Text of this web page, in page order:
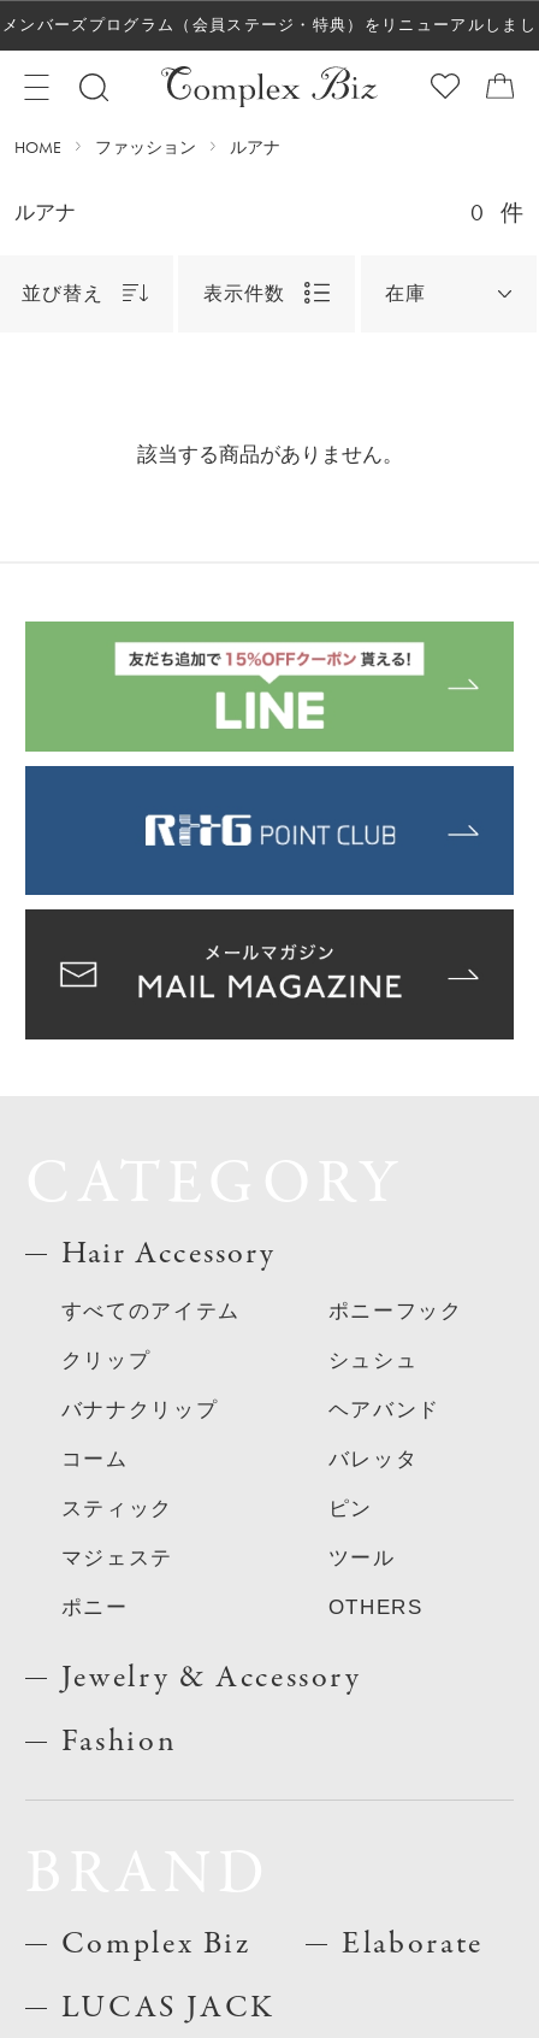
メンバーズプログラム（会員ステージ・特典）をリニューアルしまし
た！
HOME ファッション ルアナ
ルアナ 0 件
並び替え 表示件数 在庫
該当する商品がありません。
Hair Accessory
すべてのアイテム
クリップ
バナナクリップ
コーム
スティック
マジェステ
ポニー
ポニーフック
シュシュ
ヘアバンド
バレッタ
ピン
ツール
OTHERS
Jewelry & Accessory
Fashion
Complex Biz
LUCAS JACK
Elaborate